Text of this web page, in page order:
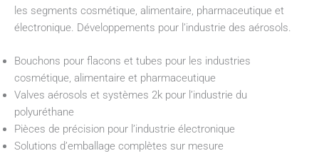
les segments cosmétique, alimentaire, pharmaceutique et
électronique. Développements pour l’industrie des aérosols.
Bouchons pour flacons et tubes pour les industries
cosmétique, alimentaire et pharmaceutique
Valves aérosols et systèmes 2k pour l’industrie du
polyuréthane
Pièces de précision pour l’industrie électronique
Solutions d’emballage complètes sur mesure